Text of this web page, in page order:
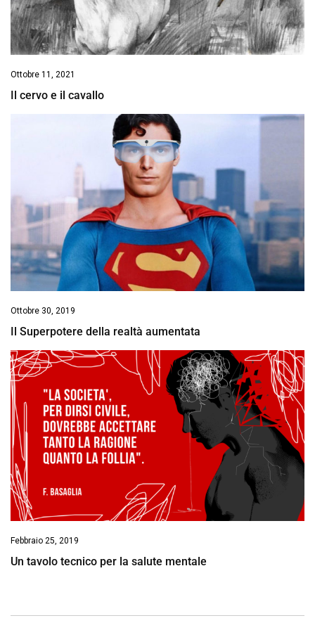
Ottobre 11, 2021
Il cervo e il cavallo
Ottobre 30, 2019
Il Superpotere della realtà aumentata
Febbraio 25, 2019
Un tavolo tecnico per la salute mentale